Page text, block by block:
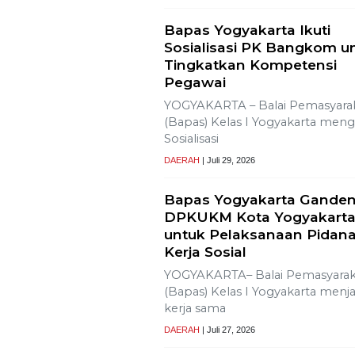
NTB Terancam
Muhammad Safi’i,
Nahkodai KNPI
PROBOLINGGO – Nahkoda
Dewan Pengurus Daerah (DPD)
Komite Nasional
DAERAH | Juli 31, 2026